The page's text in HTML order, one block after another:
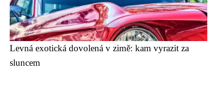
Levná exotická dovolená v zimě: kam vyrazit za
sluncem